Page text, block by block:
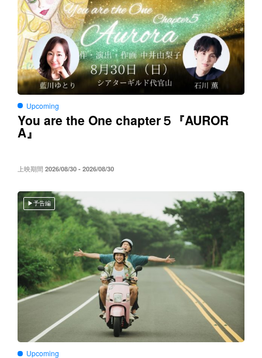
Upcoming
You are the One chapter５ 『AUROR
A』
上映期間 2026/08/30 - 2026/08/30
予告編
Upcoming